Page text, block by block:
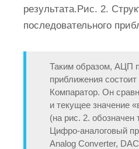
результата.Рис. 2.
последовательного
Таким образом, АЦП
приближения
Компаратор. Он
и текущее значение
(на рис. 2. обозначен
Цифро-аналоговый
Analog Converter,